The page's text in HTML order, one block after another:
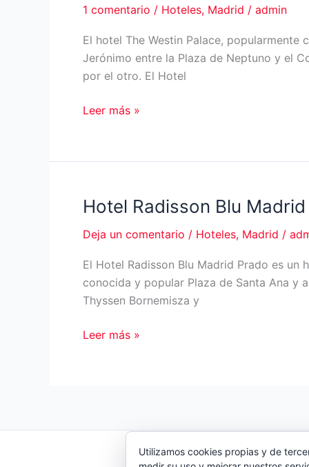
1 comentario / Hoteles, Madrid / admin
El hotel The Westin Palace,
Jerónimo entre la Plaza de Neptuno y el
por el otro. El Hotel
Hotel
Madrid
Leer más »
Hotel Radisson Blu
Deja un comentario / Hoteles, Madrid /
El Hotel Radisson Blu Madrid Prado es
conocida y popular Plaza de Santa Ana y
Thyssen Bornemisza y
Hotel
Leer más »
Utilizamos cookies propias y de